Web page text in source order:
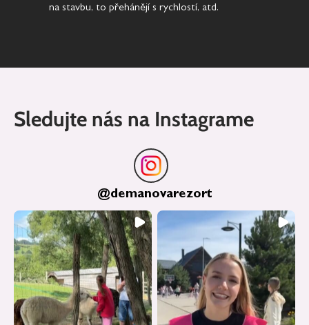
na stavbu, to přehánějí s rychlostí, atd.
Sledujte nás na Instagrame
@demanovarezort